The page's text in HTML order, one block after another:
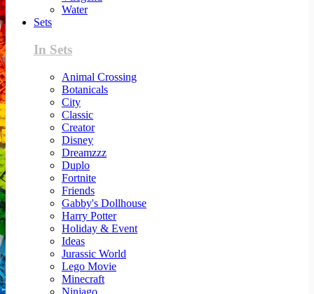
Water
Sets
In Sets
Animal Crossing
Botanicals
City
Classic
Creator
Disney
Dreamzzz
Duplo
Fortnite
Friends
Gabby's Dollhouse
Harry Potter
Holiday & Event
Ideas
Jurassic World
Lego Movie
Minecraft
Ninjago